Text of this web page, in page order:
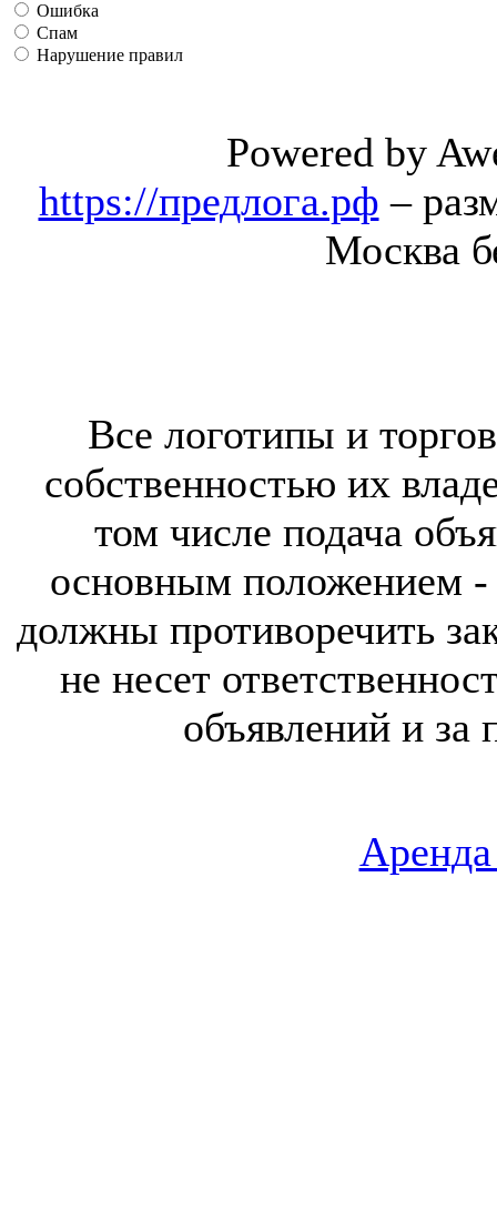
Ошибка
Спам
Нарушение правил
Powered by
https://предлога.рф –
Москва
Все логотипы и
собственностью их
том числе подача
основным положением -
должны противоречить
не несет
объявлений и за